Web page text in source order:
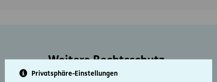
Privatsphäre-Einstellungen
Weitere Rechtsschutz-
Serviceleistungen